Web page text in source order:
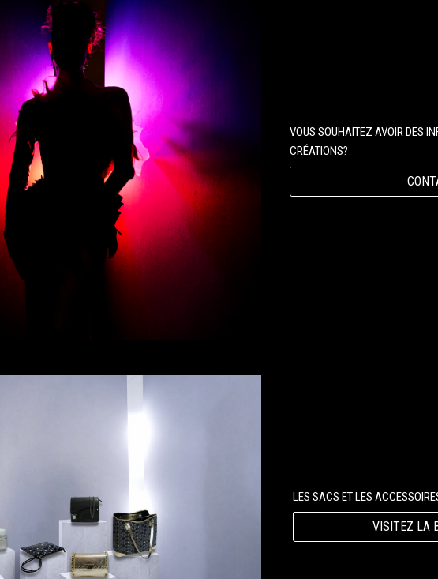
VOUS SOUHAITEZ AVOIR DES
CRÉATIONS?
LES SACS ET LES
VISITEZ LA